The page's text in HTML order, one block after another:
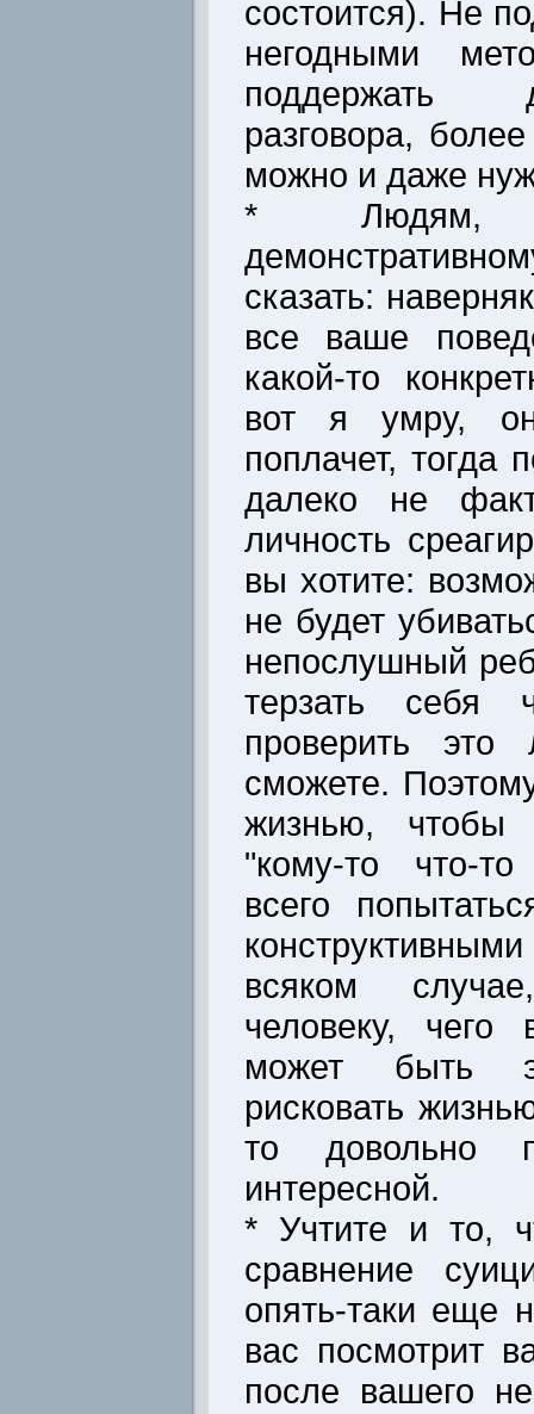
состоится). Не
негодными
поддержать
разговора,
можно и даже
* Людям,
сказать:
все ваше
какой-то
вот я умру,
поплачет, тогда
далеко не
личность
вы хотите:
не будет
непослушный
терзать себя
проверить
сможете.
жизнью, чтобы
"кому-то что-
всего
всяком
человеку,
может быть
рисковать
то довольно
интересной.
* Учтите и то,
сравнение
опять-таки еще
вас посмотрит
после вашего